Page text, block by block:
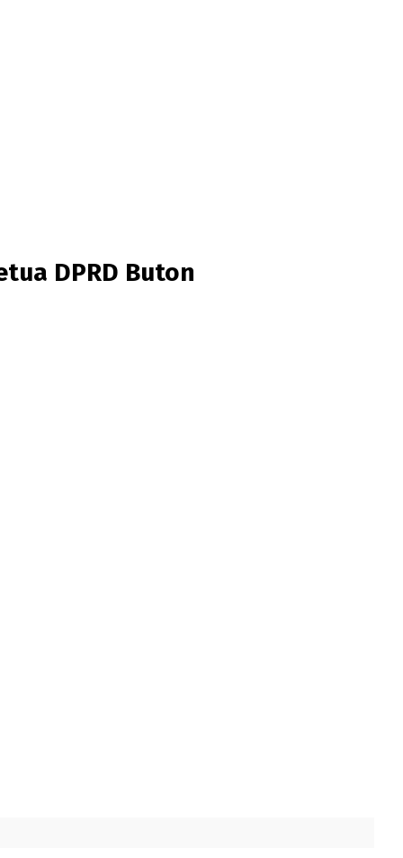
DPRD Buton